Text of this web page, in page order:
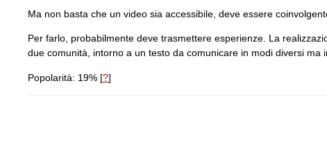
Ma non basta che un video sia accessibile, deve essere
Per farlo, probabilmente deve trasmettere esperienze. La
due comunità, intorno a un testo da comunicare in modi diversi ma
Popolarità: 19% [?]